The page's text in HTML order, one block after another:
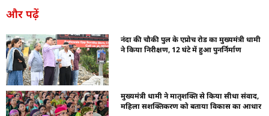
और पढ़ें
नंदा की चौकी पुल के एप्रोच रोड का मुख्यमंत्री धामी
ने किया निरीक्षण, 12 घंटे में हुआ पुनर्निर्माण
मुख्यमंत्री धामी ने मातृशक्ति से किया सीधा संवाद,
महिला सशक्तिकरण को बताया विकास का आधार